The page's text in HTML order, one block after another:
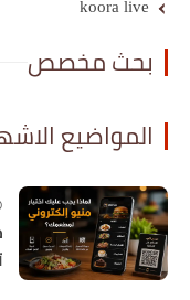
koora live
بحث مخصص
المواضيع